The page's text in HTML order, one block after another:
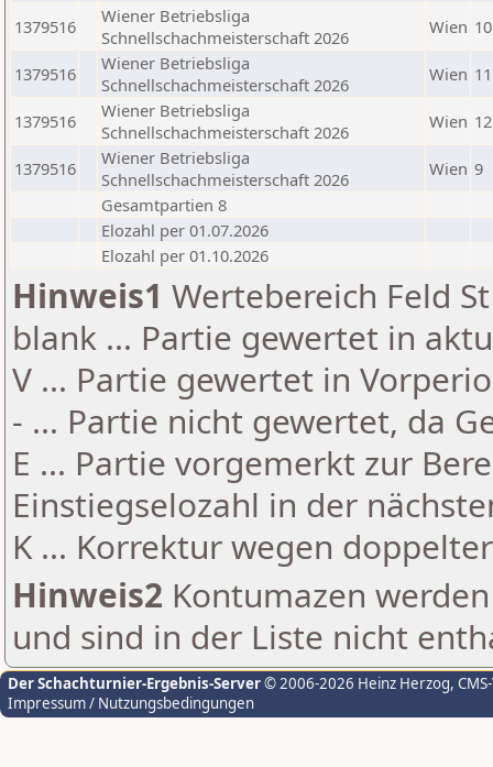
1379516
Wiener Betriebsliga
Schnellschachmeisterschaft 2026
Wien 10
1379516
Wiener Betriebsliga
Schnellschachmeisterschaft 2026
Wien 11
1379516
Wiener Betriebsliga
Schnellschachmeisterschaft 2026
Wien 12
1379516
Wiener Betriebsliga
Schnellschachmeisterschaft 2026
Wien 9
Gesamtpartien 8
Elozahl per 01.07.2026
Elozahl per 01.10.2026
Hinweis1 Wertebereich Feld
blank ... Partie gewertet in
V ... Partie gewertet in
- ... Partie nicht gewertet, da
E ... Partie vorgemerkt zur
Einstiegselozahl in der
K ... Korrektur wegen
Hinweis2 Kontumazen
und sind in der Liste nicht
Der Schachturnier-Ergebnis-Server© 2006-2026 Heinz Herzog,
Impressum / Nutzungsbedingungen